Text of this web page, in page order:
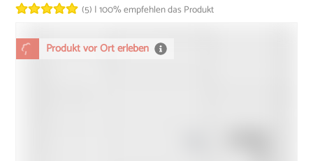
Produkt vor Ort erleben
(5) |100% empfehlen das Produkt